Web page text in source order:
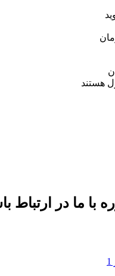
هستند
با ما در ارتباط